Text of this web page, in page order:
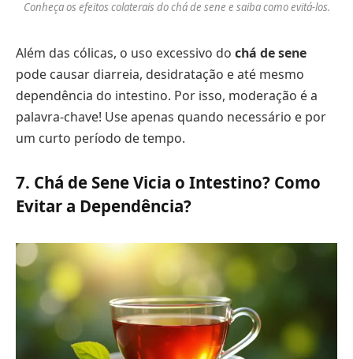
Conheça os efeitos colaterais do chá de sene e saiba como evitá-los.
Além das cólicas, o uso excessivo do chá de sene
pode causar diarreia, desidratação e até mesmo
dependência do intestino. Por isso, moderação é a
palavra-chave! Use apenas quando necessário e por
um curto período de tempo.
7. Chá de Sene Vicia o Intestino? Como
Evitar a Dependência?